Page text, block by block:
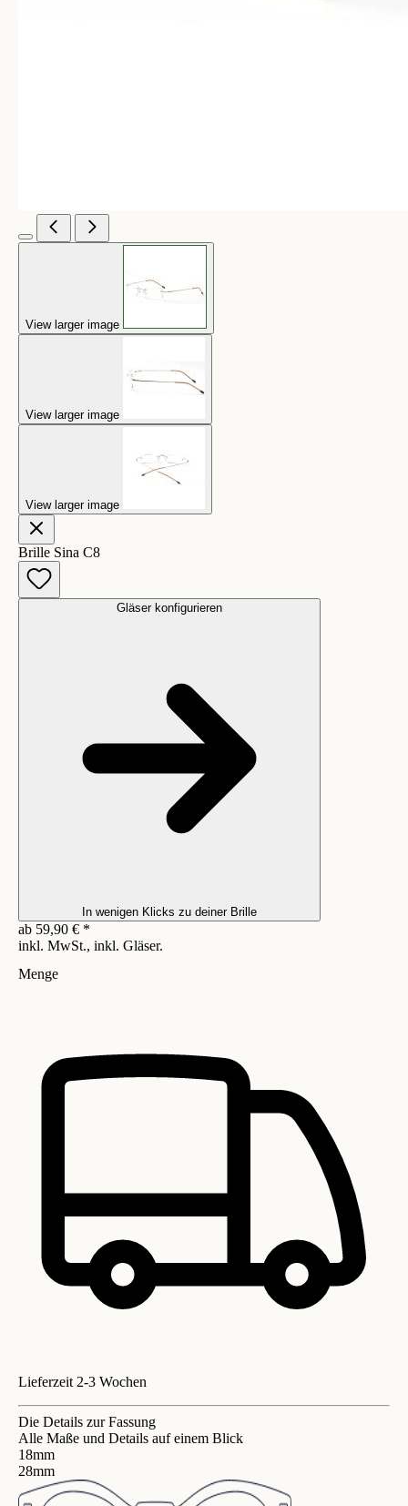
View larger image
View larger image
View larger image
Brille Sina C8
Gläser konfigurieren
In wenigen Klicks zu deiner Brille
ab 59,90 € *
inkl. MwSt., inkl. Gläser.
Menge
Lieferzeit 2-3 Wochen
Die Details zur Fassung
Alle Maße und Details auf einem Blick
18mm
28mm